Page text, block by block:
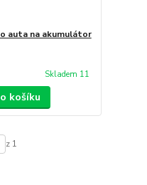
auta na akumulátor
Skladem 11
košíku
z 1